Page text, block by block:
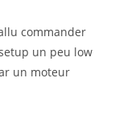
commander
un peu low
un moteur